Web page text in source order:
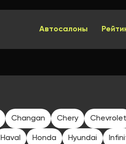
Автосалоны
Changan Chery Chevrolet
Haval Honda Hyundai